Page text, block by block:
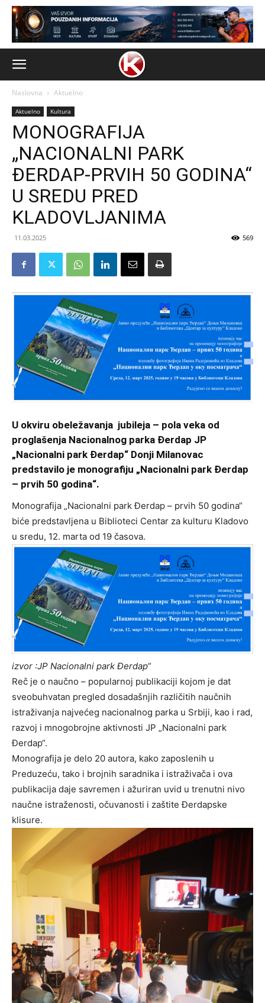
Naslovna Aktuelno
Aktuelno Kultura
MONOGRAFIJA
„NACIONALNI PARK
ĐERDAP-PRVIH 50 GODINA“
U SREDU PRED
KLADOVLJANIMA
11.03.2025 569
U okviru obeležavanja jubileja – pola veka od
proglašenja Nacionalnog parka Đerdap JP
„Nacionalni park Đerdap“ Donji Milanovac
predstavilo je monografiju „Nacionalni park Đerdap
– prvih 50 godina“.
Monografija „Nacionalni park Đerdap – prvih 50 godina“
biće predstavljena u Biblioteci Centar za kulturu Kladovo
u sredu, 12. marta od 19 časova.
izvor :JP Nacionalni park Đerdap“
Reč je o naučno – popularnoj publikaciji kojom je dat
sveobuhvatan pregled dosadašnjih različitih naučnih
istraživanja najvećeg nacionalnog parka u Srbiji, kao i rad,
razvoj i mnogobrojne aktivnosti JP „Nacionalni park
Đerdap“.
Monografija je delo 20 autora, kako zaposlenih u
Preduzeću, tako i brojnih saradnika i istraživača i ova
publikacija daje savremen i ažuriran uvid u trenutni nivo
naučne istraženosti, očuvanosti i zaštite Đerdapske
klisure.